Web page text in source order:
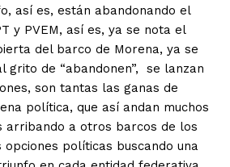
así es, están abandonando el
y PVEM, así es, ya se nota el
del barco de Morena, ya se
grito de “abandonen”, se lanzan
son tantas las ganas de
política, que así andan muchos
arribando a otros barcos de los
políticas buscando una